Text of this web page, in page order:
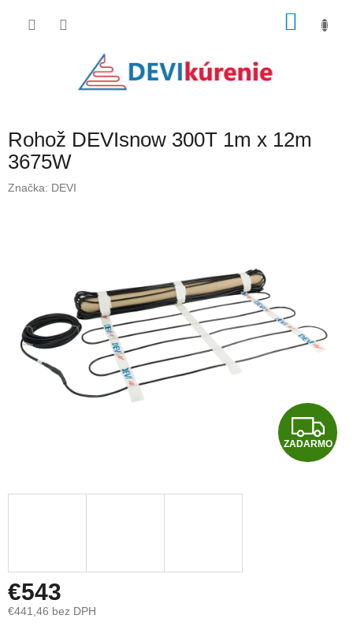
Rohož DEVIsnow 300T 1m x 12m
3675W
Značka: DEVI
Z
A
ZADARMO
€543
€441,46 bez DPH